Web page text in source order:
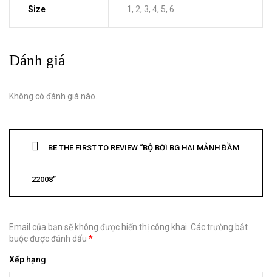
Size 1, 2, 3, 4, 5, 6
Đánh giá
Không có đánh giá nào.
BE THE FIRST TO REVIEW “BỘ BƠI BG HAI MẢNH ĐẦM
22008”
Email của bạn sẽ không được hiển thị công khai. Các trường bắt
buộc được đánh dấu *
Xếp hạng